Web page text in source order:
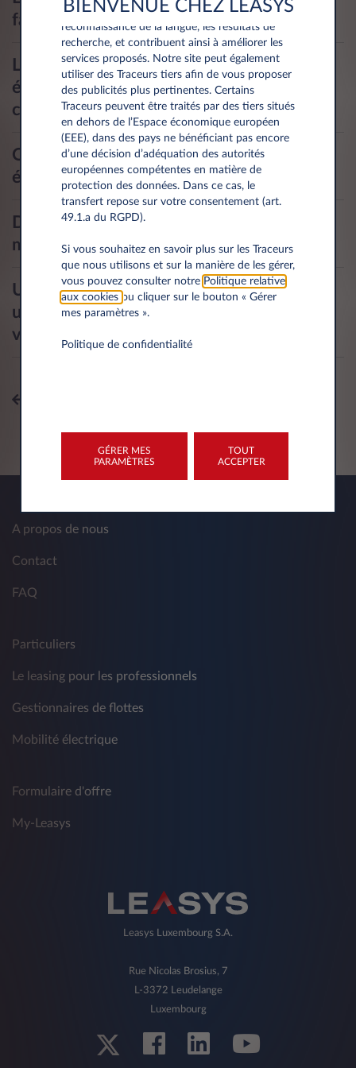
faciles à conduire?
Les véhicules électriques sont-ils
équipés comme les véhicules
classiques?
Quelle est l’autonomie d’un véhicule
électrique?
De quoi ai-je besoin pour recharger
mon véhicule électrique?
Un véhicule électrique nécessite-t-il
un entretien différent de celui d'un
véhicule thermique?
A propos de nous
Contact
FAQ
Particuliers
Le leasing pour les professionnels
Gestionnaires de flottes
Mobilité électrique
Formulaire d'offre
My-Leasys
Leasys Luxembourg S.A.
Rue Nicolas Brosius, 7
L-3372 Leudelange
Luxembourg
BIENVENUE CHEZ LEASYS
différentes fonctionnalités telles que la
reconnaissance de la langue, les résultats de
recherche, et contribuent ainsi à améliorer les
services proposés. Notre site peut également
utiliser des Traceurs tiers afin de vous proposer
des publicités plus pertinentes. Certains
Traceurs peuvent être traités par des tiers situés
en dehors de l’Espace économique européen
(EEE), dans des pays ne bénéficiant pas encore
d’une décision d’adéquation des autorités
européennes compétentes en matière de
protection des données. Dans ce cas, le
transfert repose sur votre consentement (art.
49.1.a du RGPD).
Si vous souhaitez en savoir plus sur les Traceurs
que nous utilisons et sur la manière de les gérer,
vous pouvez consulter notre Politique relative
aux cookiesou cliquer sur le bouton « Gérer
mes paramètres ».
Politique de confidentialité
GÉRER MES
PARAMÈTRES
TOUT
ACCEPTER